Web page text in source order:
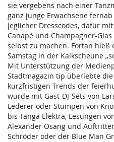
sie vergebens nach einer
ganz junge Erwachsene
jeglicher Dresscodes, dafür
Canapé und Champagner-
selbst zu machen. Fortan hieß
Samstag in der Kalkscheune
Mit Unterstützung der
Stadtmagazin tip überlebte
kurzfristigen Trends der
wurde mit Gast-DJ-Sets von
Lederer oder Stumpen von
bis Tanga Elektra, Lesungen
Alexander Osang und
Schröder oder der Blue Man